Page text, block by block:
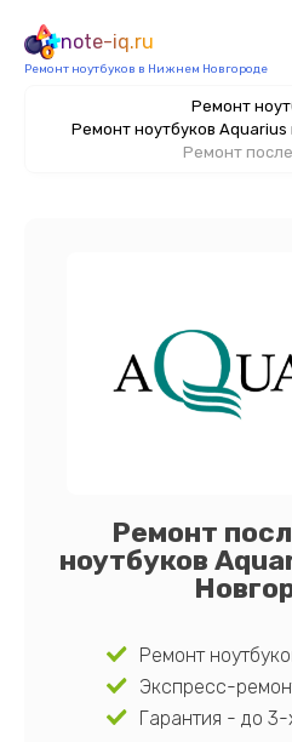
note-iq.ru
Ремонт ноутбуков в Нижнем Новгороде
Ремонт
Ремонт ноутбуков
Ремонт
Ремонт
ноутбуков
Ремонт
Экспресс-
Гарантия - до 3-